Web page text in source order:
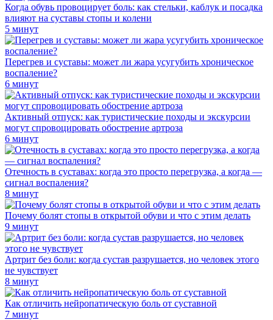
Когда обувь провоцирует боль: как стельки, каблук и посадка
влияют на суставы стопы и колени
5 минут
Перегрев и суставы: может ли жара усугубить хроническое
воспаление?
6 минут
Активный отпуск: как туристические походы и экскурсии
могут спровоцировать обострение артроза
6 минут
Отечность в суставах: когда это просто перегрузка, а когда —
сигнал воспаления?
8 минут
Почему болят стопы в открытой обуви и что с этим делать
9 минут
Артрит без боли: когда сустав разрушается, но человек этого
не чувствует
8 минут
Как отличить нейропатическую боль от суставной
7 минут